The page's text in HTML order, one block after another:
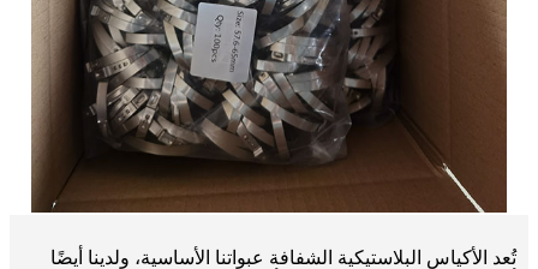
تُعد الأكياس البلاستيكية الشفافة عبواتنا الأساسية، ولدينا أيضًا